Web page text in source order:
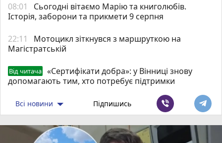
08:01
Сьогодні вітаємо Марію та книголюбів.
Історія, заборони та прикмети 9 серпня
22:11
Мотоцикл зіткнувся з маршруткою на
Магістратській
Від читача
«Сертифікати добра»: у Вінниці знову
допомагають тим, хто потребує підтримки
Всі новини Підпишись